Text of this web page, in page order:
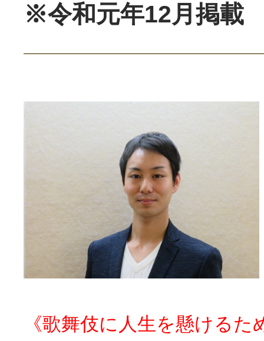
※令和元年12月掲載
《歌舞伎に人生を懸けるた